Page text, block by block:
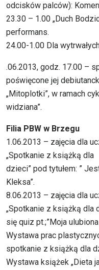
odcisków palców):
23.30 – 1.00 „Duch
performans.
24.00-1.00 Dla
.06.2013, godz. 17.00 –
poświęcone jej
„Mitoplotki”, w ramach
widziana”.
Filia PBW w Brzegu
1.06.2013 – zajęcia dla
„Spotkanie z książką dla
dzieci” pod tytułem: ”
Kleksa”.
8.06.2013 – zajęcia dla
„Spotkanie z książką dla
się quiz pt.;”Moja
Wystawa prac
spotkanie z książką dla
Wystawa książek „Dieta